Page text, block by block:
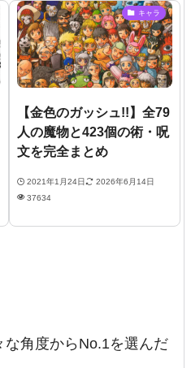
キャラ
【金色のガッシュ!!】全79
人の魔物と423個の術・呪
文を完全まとめ
2021年1月24日
2026年6月14日
37634
角度からNo.1を選んだ